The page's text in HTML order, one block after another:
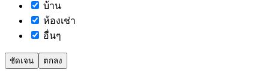
บ้าน
ห้องเช่า
อื่นๆ
ชัดเจน ตกลง